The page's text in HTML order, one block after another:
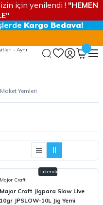
için yenilendi ! "HEMEN
Kargo Bedava!
Yemleri
Tükendi
Major Craft
Major Craft Jigpara Slow Live
10gr JPSLOW-10L Jig Yemi